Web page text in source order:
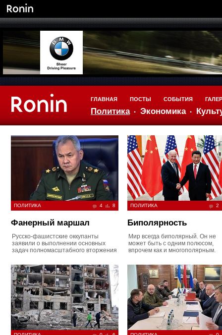
ГЛАВНАЯ
Политика Экономика
ПОСТЫ СОБЫТИЯ
ПОЛИТИКА 4 8
Фанерный маршал
Русско-фашистские оккупанты
заявили о выполнении основных
задач полномасштабного вторжения
ПОЛИТИКА 2
Биполярность
Мир всегда биполярный. Он не
может быть с одним полюсом,
впрочем как и многополярным.